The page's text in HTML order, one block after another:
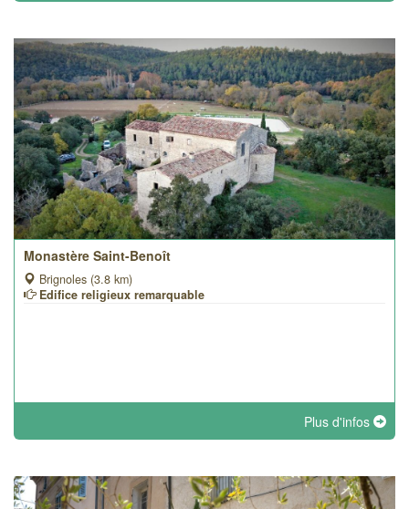
Monastère Saint-Benoît
Brignoles (3.8 km)
Edifice religieux remarquable
Plus d'infos